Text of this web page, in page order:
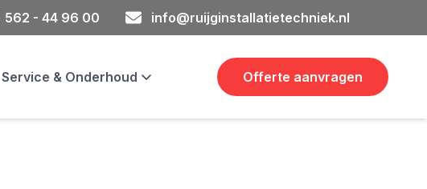
562 - 44 96 00 info@ruijginstallatietechniek.nl
Service & Onderhoud Offerte aanvragen